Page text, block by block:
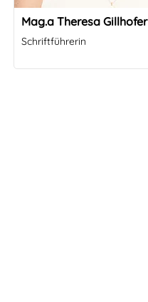
Mag.a Theresa Gillhofer
Schriftführerin